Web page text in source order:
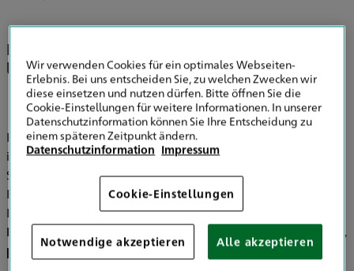
Katharina Sorce – empathisch,
lösungsorientiert und nah am Kunden
Katharina Sorce verfügt über mehr als 20 Jahre Erfahrung
in der Versicherungsbranche, davon 15 Jahre als
Spezialistin bei HDI Versicherungen. Sie begleitet
Privatkunden, Selbstständige und Unternehmen in allen
Lebensphasen und entwickelt individuelle Lösungen für
Kfz-Versicherungen, Wohngebäude, Hausrat, Haftpflicht,
private Vorsorgeundbetriebliche Altersvorsorge.
Wir verwenden Cookies für ein optimales Webseiten-
Erlebnis. Bei uns entscheiden Sie, zu welchen Zwecken wir
diese einsetzen und nutzen dürfen. Bitte öffnen Sie die
Cookie-Einstellungen für weitere Informationen. In unserer
Datenschutzinformation können Sie Ihre Entscheidung zu
einem späteren Zeitpunkt ändern.
Datenschutzinformation Impressum
Cookie-Einstellungen
Notwendige akzeptieren Alle akzeptieren